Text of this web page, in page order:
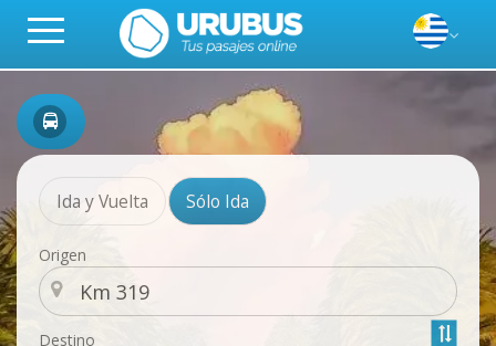
Ida y Vuelta Sólo Ida
Origen
Destino